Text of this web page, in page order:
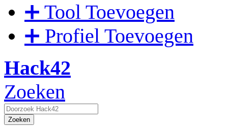
➕ Tool Toevoegen
➕ Profiel Toevoegen
Hack42
Zoeken
Zoeken